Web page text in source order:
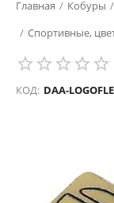
Главная / Кобуры /
/ Спортивные,
КОД: DAA-